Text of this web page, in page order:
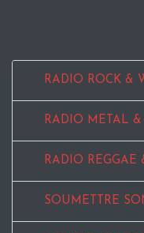
RADIO ROCK &
RADIO METAL
RADIO REGGAE
SOUMETTRE